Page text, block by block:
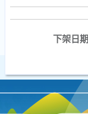
下架日期